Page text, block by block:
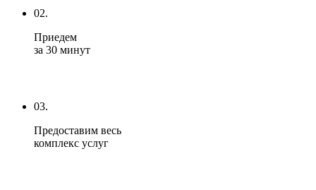
02.
Приедем
за 30 минут
03.
Предоставим весь
комплекс услуг